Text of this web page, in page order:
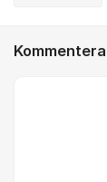
Kommentera